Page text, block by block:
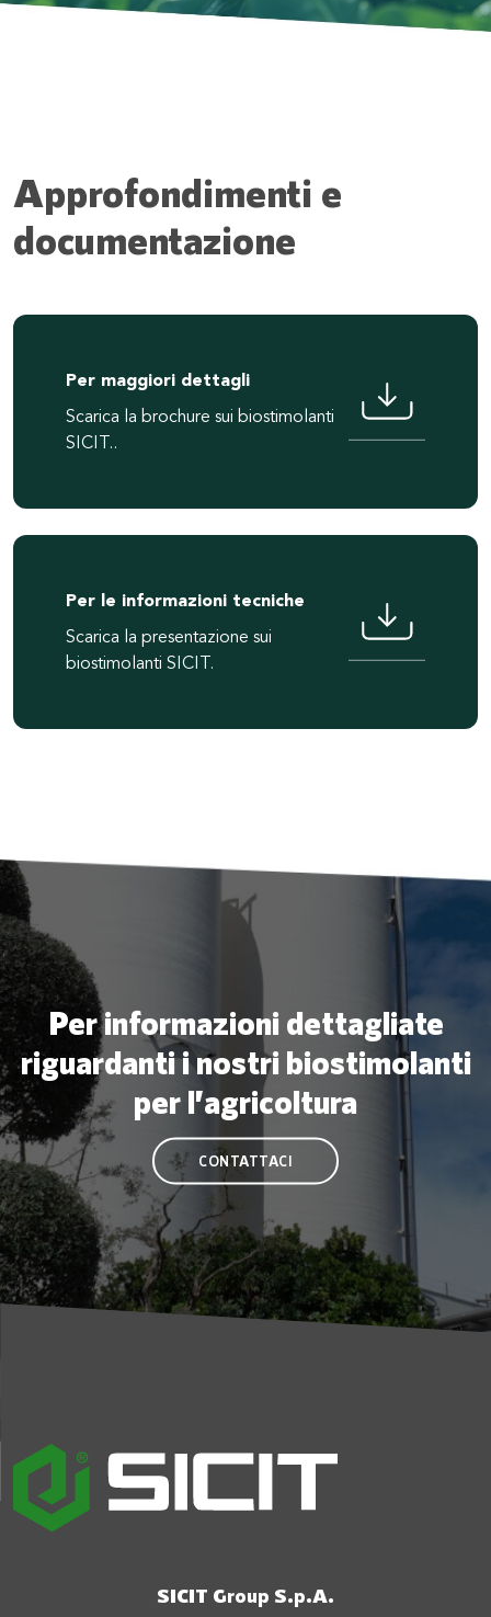
Approfondimenti e
documentazione
Per maggiori dettagli
Scarica la brochure sui biostimolanti
SICIT..
Per le informazioni tecniche
Scarica la presentazione sui
biostimolanti SICIT.
Per informazioni dettagliate
riguardanti i nostri biostimolanti
per l’agricoltura
CONTATTACI
SICIT Group S.p.A.